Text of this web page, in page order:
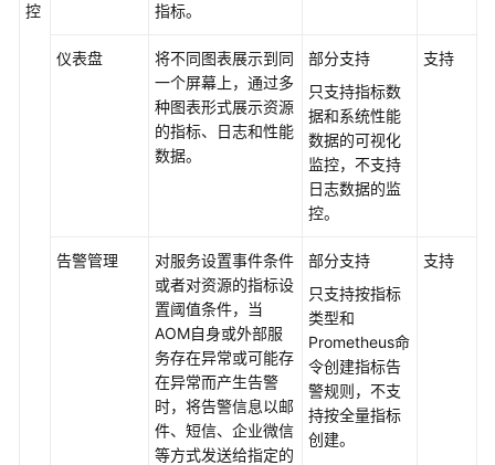
理
维
控
指标。
仪表盘
将不同图表展示到同
一个屏幕上，通过多
种图表形式展示资源
的指标、日志和性能
数据。
部分支持
只支持指标数
据和系统性能
数据的可视化
监控，不支持
日志数据的监
控。
支持
告警管理
对服务设置事件条件
或者对资源的指标设
置阈值条件，当
AOM自身或外部服
务存在异常或可能存
在异常而产生告警
时，将告警信息以邮
件、短信、企业微信
等方式发送给指定的
部分支持
只支持按指标
类型和
Prometheus命
令创建指标告
警规则，不支
持按全量指标
创建。
支持